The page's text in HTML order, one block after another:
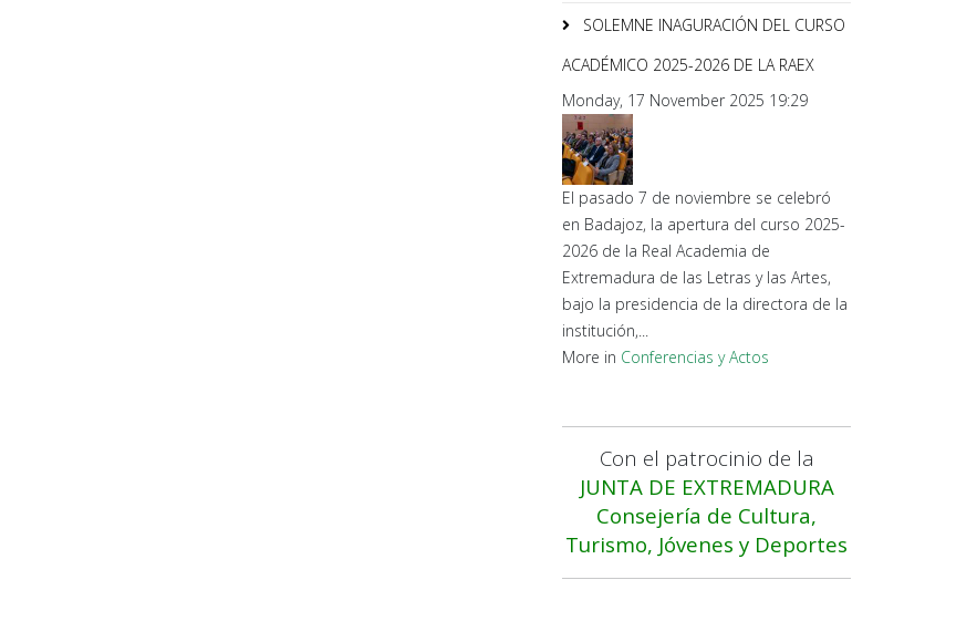
SOLEMNE INAGURACIÓN DEL CURSO
ACADÉMICO 2025-2026 DE LA RAEX
Monday, 17 November 2025 19:29
El pasado 7 de noviembre se celebró
en Badajoz, la apertura del curso 2025-
2026 de la Real Academia de
Extremadura de las Letras y las Artes,
bajo la presidencia de la directora de la
institución,...
More in Conferencias y Actos
Con el patrocinio de la
JUNTA DE EXTREMADURA
Consejería de Cultura,
Turismo, Jóvenes y Deportes